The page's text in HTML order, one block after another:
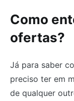
Como
ofertas?
Já para saber
preciso ter em
de qualquer